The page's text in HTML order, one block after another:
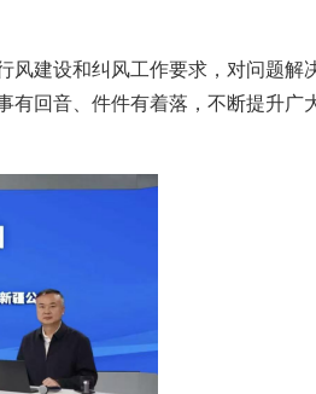
风建设和纠风工作要求，对问题解
有回音、件件有着落，不断提升广